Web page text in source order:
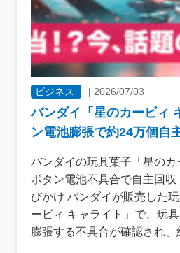
ビジネス | 2026/07/03
バンダイ「星のカービィ
ン電池膨張で約24万個自
バンダイの玩具菓子「星のカ
ボタン電池不具合で自主回
びかけ バンダイが販売した
ービィ キャライト」で、玩
膨張する不具合が確認され